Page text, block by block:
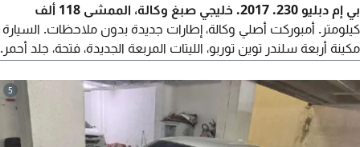
بي إم دبليو 230. 2017. خليجي صبغ وكالة، الممشى 118 ألف
كيلومتر. أمبوركت أصلي وكالة، إطارات جديدة بدون ملاحظات. السيارة
مكينة أربعة سلندر توين توربو، الليتات المربعة الجديدة، فتحة، جلد أحمر.
5